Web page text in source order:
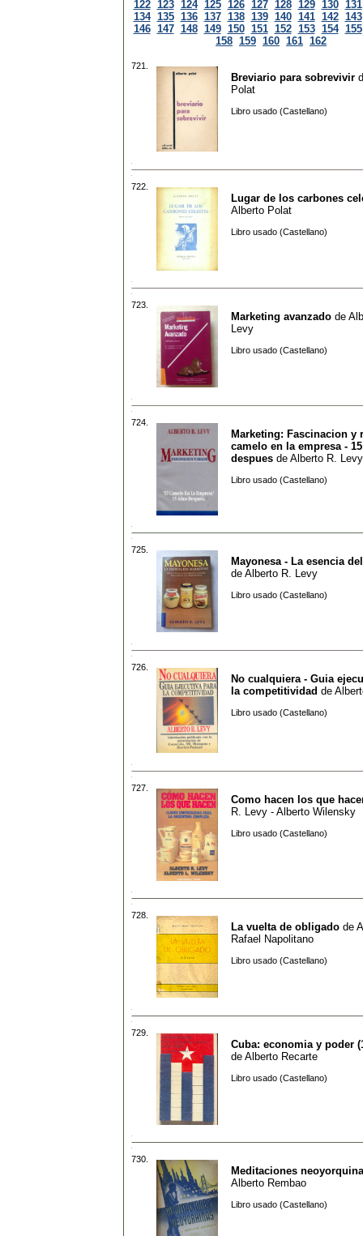
122 123 124 125 126 127 128 129 130 131
134 135 136 137 138 139 140 141 142 143
146 147 148 149 150 151 152 153 154 155
158 159 160 161 162
721.
Breviario para sobrevivir
Polat
Libro usado (Castellano)
722.
Lugar de los carbones
Alberto Polat
Libro usado (Castellano)
723.
Marketing avanzado de
Levy
Libro usado (Castellano)
724.
Marketing: Fascinacion y
camelo en la empresa -
despues de Alberto R. Levy
Libro usado (Castellano)
725.
Mayonesa - La esencia
de Alberto R. Levy
Libro usado (Castellano)
726.
No cualquiera - Guia
la competitividad de
Libro usado (Castellano)
727.
Como hacen los que
R. Levy - Alberto Wilensky
Libro usado (Castellano)
728.
La vuelta de obligado de
Rafael Napolitano
Libro usado (Castellano)
729.
Cuba: economia y poder
de Alberto Recarte
Libro usado (Castellano)
730.
Meditaciones
Alberto Rembao
Libro usado (Castellano)